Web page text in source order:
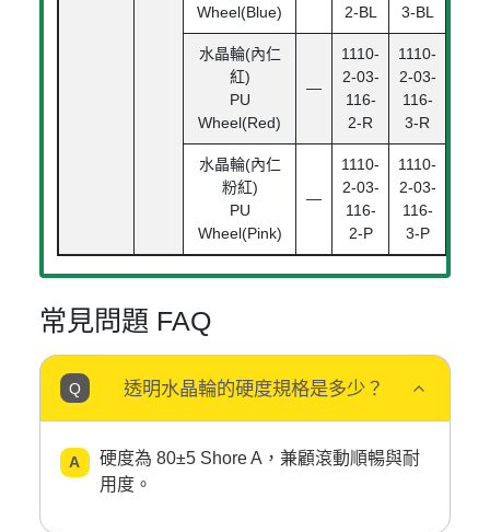
Wheel(Blue)
2-BL
3-BL
水晶輪(內仁
紅)
PU
Wheel(Red)
—
1110-
2-03-
116-
2-R
1110-
2-03-
116-
3-R
水晶輪(內仁
粉紅)
PU
Wheel(Pink)
—
1110-
2-03-
116-
2-P
1110-
2-03-
116-
3-P
常見問題 FAQ
透明水晶輪的硬度規格是多少？
硬度為 80±5 Shore A，兼顧滾動順暢與耐
用度。